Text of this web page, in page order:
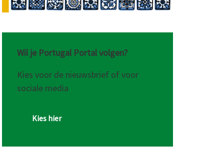
Wil je Portugal Portal volgen?
Kies voor de nieuwsbrief of voor
sociale media
Kies hier